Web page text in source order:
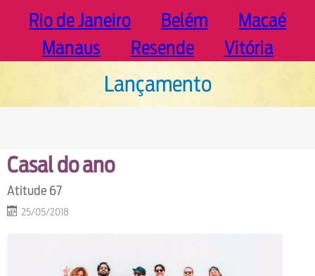
Rio de Janeiro Belém
Macaé
Manaus
Resende Vitória
Lançamento
Casal do ano
Atitude 67
25/05/2018